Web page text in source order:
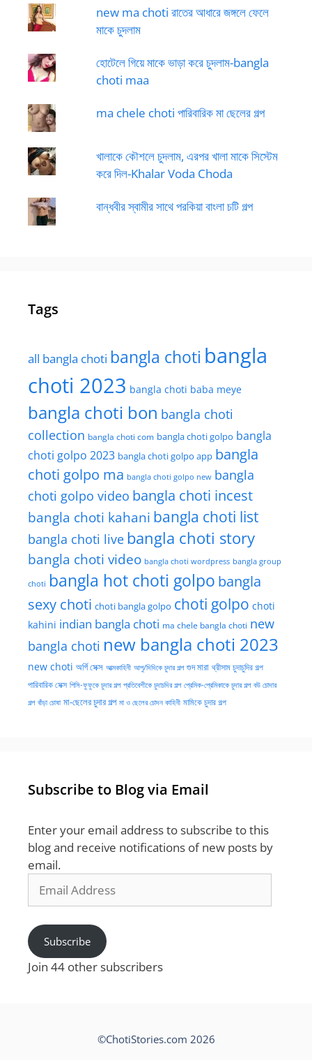
new ma choti রাতের আধারে জঙ্গলে ফেলে
মাকে চুদলাম
হোটেলে গিয়ে মাকে ভাড়া করে চুদলাম-bangla
choti maa
ma chele choti পারিবারিক মা ছেলের গল্প
খালাকে কৌশলে চুদলাম, এরপর খালা মাকে সিস্টেম
করে দিল-Khalar Voda Choda
বান্ধবীর স্বামীর সাথে পরকিয়া বাংলা চটি গল্প
Tags
all bangla choti bangla choti bangla
choti 2023 bangla choti baba meye
bangla choti bon bangla choti
collection bangla choti com bangla choti golpo bangla
choti golpo 2023 bangla choti golpo app bangla
choti golpo ma bangla choti golpo new bangla
choti golpo video bangla choti incest
bangla choti kahani bangla choti list
bangla choti live bangla choti story
bangla choti video bangla choti wordpress bangla group
choti bangla hot choti golpo bangla
sexy choti choti bangla golpo choti golpo choti
kahini indian bangla choti ma chele bangla choti new
bangla choti new bangla choti 2023
new choti অর্গি সেক্স আত্মকাহিনী আপু/দিদিকে চুদার গল্প গুদ মারা থ্রীসাম চুদাচুদির গল্প
পারিবারিক সেক্স পিসি-ফুফুকে চুদার গল্প প্রতিবেশীকে চুদাচদির গল্প প্রেমিক-প্রেমিকাকে চুদার গল্প বউ চোদার
গল্প বাঁড়া চোষা মা-ছেলের চুদার গল্প মা ও ছেলের চোদন কাহিনী মামিকে চুদার গল্প
Subscribe to Blog via Email
Enter your email address to subscribe to this
blog and receive notifications of new posts by
email.
Address
Subscribe
Join 44 other subscribers
©ChotiStories.com 2026